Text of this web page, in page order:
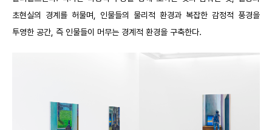
초현실의 경계를 허물며, 인물들의 물리적 환경과 복잡한 감정적 풍경을
투영한 공간, 즉 인물들이 머무는 경계적 환경을 구축한다.